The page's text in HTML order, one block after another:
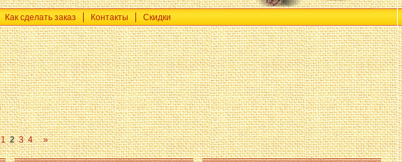
Как сделать заказ Контакты Скидки
1 2 3 4 »